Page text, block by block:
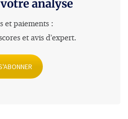
analyse
et paiements :
et avis d’expert.